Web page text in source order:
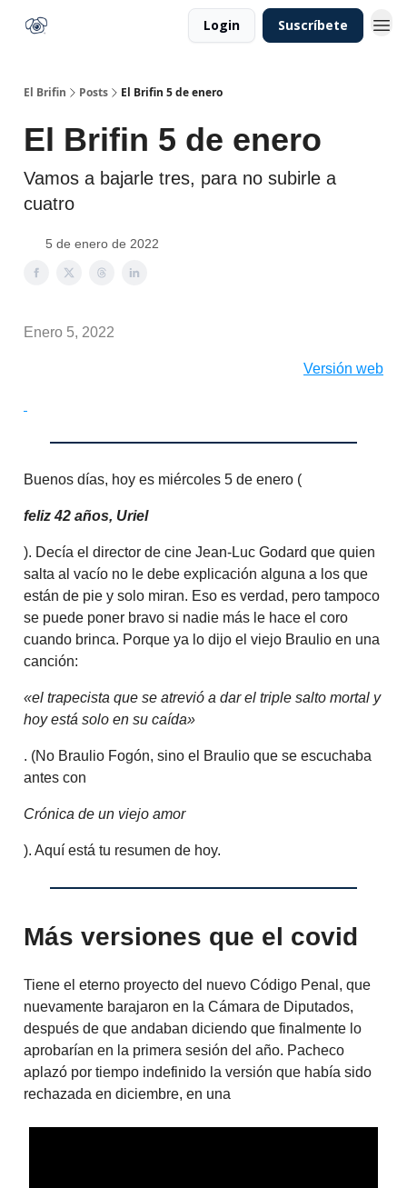
Login Suscríbete
El Brifin Posts El Brifin 5 de enero
El Brifin 5 de enero
Vamos a bajarle tres, para no subirle a
cuatro
5 de enero de 2022
Enero 5, 2022
Versión web
Buenos días, hoy es miércoles 5 de enero (
feliz 42 años, Uriel
). Decía el director de cine Jean-Luc Godard que quien
salta al vacío no le debe explicación alguna a los que
están de pie y solo miran. Eso es verdad, pero tampoco
se puede poner bravo si nadie más le hace el coro
cuando brinca. Porque ya lo dijo el viejo Braulio en una
canción:
«el trapecista que se atrevió a dar el triple salto mortal y
hoy está solo en su caída»
. (No Braulio Fogón, sino el Braulio que se escuchaba
antes con
Crónica de un viejo amor
). Aquí está tu resumen de hoy.
Más versiones que el covid
Tiene el eterno proyecto del nuevo Código Penal, que
nuevamente barajaron en la Cámara de Diputados,
después de que andaban diciendo que finalmente lo
aprobarían en la primera sesión del año. Pacheco
aplazó por tiempo indefinido la versión que había sido
rechazada en diciembre, en una